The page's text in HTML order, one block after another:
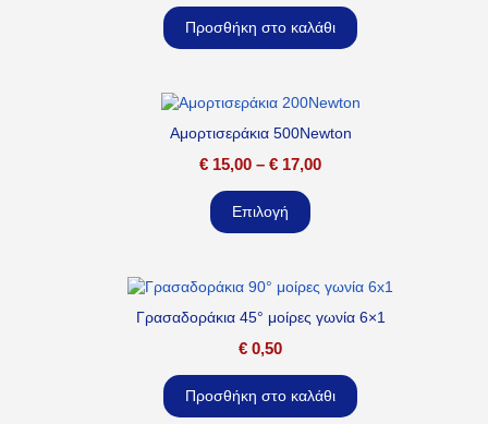
Προσθήκη στο καλάθι
Αμορτισεράκια 500Newton
€ 15,00 – € 17,00
Επιλογή
Γρασαδοράκια 45° μοίρες γωνία 6×1
€ 0,50
Προσθήκη στο καλάθι